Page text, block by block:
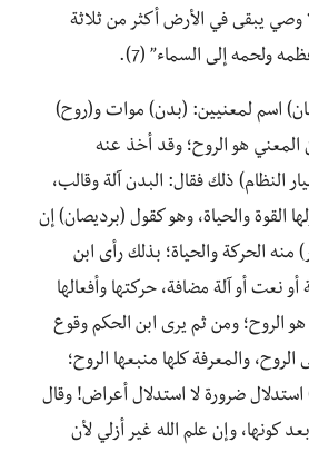
وصي يبقى في الأرض أكثر من ثلاثة
ولحمه إلى السماء” (7).
اسم لمعنيين: (بدن) موات و(روح)
المعني هو الروح؛ وقد أخذ عنه
النظام) ذلك فقال: البدن آلة وقالب،
القوة والحياة، وهو كقول (برديصان) إن
منه الحركة والحياة؛ بذلك رأى ابن
نعت أو آلة مضافة، حركتها وأفعالها
الروح؛ ومن ثم يرى ابن الحكم وقوع
والمعرفة كلها منبعها الروح؛
ضرورة لا استدلال أعراض! وقال
كونها، وإن علم الله غير أزلي لأن